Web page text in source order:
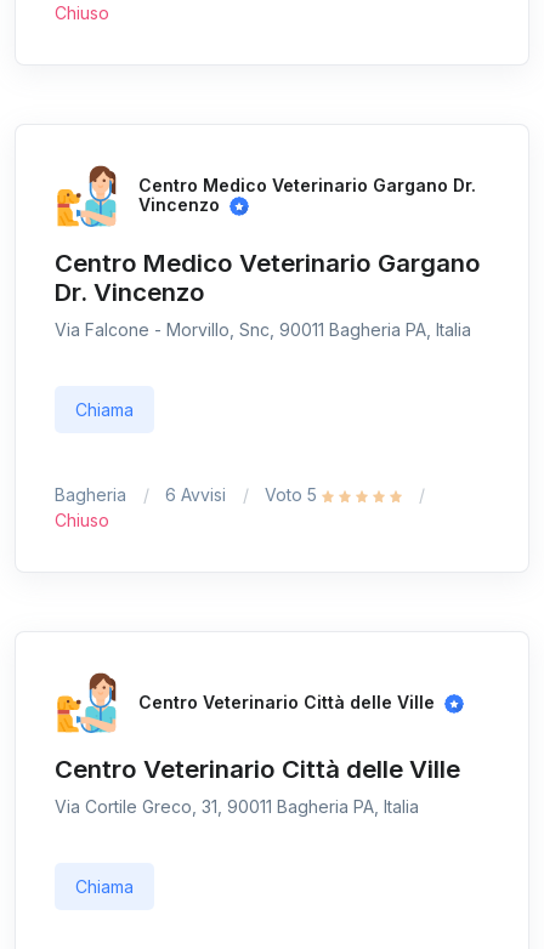
Chiuso
Centro Medico Veterinario Gargano Dr.
Vincenzo
Centro Medico Veterinario Gargano
Dr. Vincenzo
Via Falcone - Morvillo, Snc, 90011 Bagheria PA, Italia
Chiama
Bagheria 6 Avvisi
Voto 5
Chiuso
Centro Veterinario Città delle Ville
Centro Veterinario Città delle Ville
Via Cortile Greco, 31, 90011 Bagheria PA, Italia
Chiama